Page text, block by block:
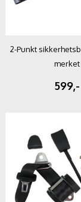
2-Punkt
merket
599,-